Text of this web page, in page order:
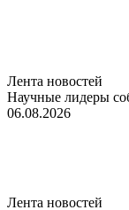
Лента новостей
Научные лидеры
06.08.2026
Лента новостей